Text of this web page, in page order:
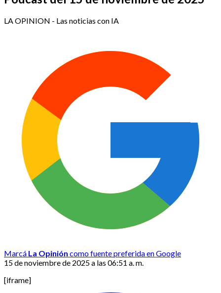
LA OPINION - Las noticias con IA
Marcá La Opinión como fuente preferida en Google
15 de noviembre de 2025 a las 06:51 a. m.
[iframe]